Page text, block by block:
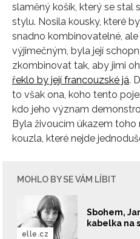
slaměný košík, který se stal
stylu. Nosila kousky, které
snadno kombinovatelné,
výjimečným, byla její
zkombinovat tak, aby jimi
řeklo by její francouzské já.
to však ona, koho tento
kdo jeho význam
Byla živoucím úkazem
kouzla, které nejde
MOHLO BY SE VÁM LÍBIT
Sbohem,
kabelka na
elle.cz